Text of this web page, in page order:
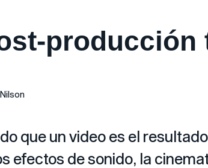
que un video es el
efectos de sonido, la